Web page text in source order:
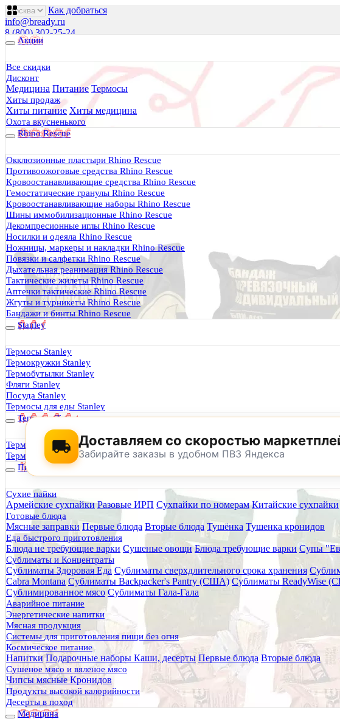
Как добраться
info@bready.ru
8 (800) 302-25-24
Пн 0900- 18
Будь Готов
Магазин походного снаряжения
все для туризма, охоты, рыбалки
Каталог
Акции
Все скидки
Дисконт
Медицина Питание Термосы
Хиты продаж
Хиты питание Хиты медицина
Охота вкусненького
Rhino Rescue
Окклюзионные пластыри Rhino Rescue
Противоожоговые средства Rhino Rescue
Кровоостанавливающие средства Rhino Rescue
Гемостатические гранулы Rhino Rescue
Кровоостанавливающие наборы Rhino Rescue
Шины иммобилизационные Rhino Rescue
Декомпресионные иглы Rhino Rescue
Носилки и одеяла Rhino Rescue
Ножницы, маркеры и накладки Rhino Rescue
Повязки и салфетки Rhino Rescue
Дыхательная реанимация Rhino Rescue
Тактические жилеты Rhino Rescue
Аптечки тактические Rhino Rescue
Жгуты и турникеты Rhino Rescue
Бандажи и бинты Rhino Rescue
Stanley
Термосы Stanley
Термокружки Stanley
Термобутылки Stanley
Фляги Stanley
Посуда Stanley
Термосы для еды Stanley
Термосы Tyeso
Термокружки Tyeso
Термобутылки Tyeso
Питание
Сухие пайки
Армейские сухпайки Разовые ИРП Сухпайки по номерам Китайские сухпайки
Готовые блюда
Мясные заправки Первые блюда Вторые блюда Тушёнка Тушенка кронидов
Еда быстрого приготовления
Блюда не требующие варки Сушеные овощи Блюда требующие варки Супы
Сублиматы и Концентраты
Сублиматы Здоровая Еда Сублиматы сверхдлительного срока хранения
Cabra Montana Сублиматы Backpacker's Pantry (США) Сублиматы ReadyWise
Сублимированное мясо Сублиматы Гала-Гала
Аварийное питание
Энергетические напитки
Мясная продукция
Системы для приготовления пищи без огня
Космическое питание
Напитки Подарочные наборы Каши, десерты Первые блюда Вторые блюда
Сушеное мясо и вяленое мясо
Чипсы мясные Кронидов
Продукты высокой калорийности
Десерты в поход
Медицина
0 руб.
0
0
Тактическая медицина
Еда в дорогу
Термосы Stanley
Фильтры для воды
Оплата и доставка
Гарантия и возврат
Оптовикам
Контакты
Будь Готов.
0
Доставляем со скоростью
Забирайте заказы в удобном ПВЗ Яндекса
По техническим причинам магазин не будет работать
Заранее корректируйте дату и время посещения магазина.
Главная
Каталог товаров
Медицина
Перевязочные средства
Индивидуальные перевязочные пакеты
ИПП-1 Индивидуальный перевязочный пакет ГОСТ
ИПП-1 Индивидуальный